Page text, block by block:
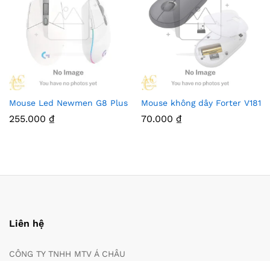
Mouse Led Newmen G8 Plus
255.000 ₫
Mouse không dây Forter V181
70.000 ₫
Liên hệ
CÔNG TY TNHH MTV Á CHÂU